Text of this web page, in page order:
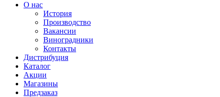
О нас
История
Производство
Вакансии
Виноградники
Контакты
Дистрибуция
Каталог
Акции
Магазины
Предзаказ